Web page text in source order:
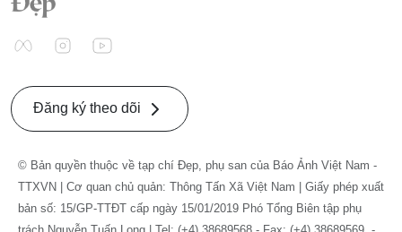
Đăng ký theo dõi
© Bản quyền thuộc về tạp chí Đẹp, phụ san của Báo Ảnh Việt Nam -
TTXVN | Cơ quan chủ quản: Thông Tấn Xã Việt Nam | Giấy phép xuất
bản số: 15/GP-TTĐT cấp ngày 15/01/2019 Phó Tổng Biên tập phụ